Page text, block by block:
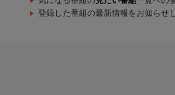
登録した番組の最新情報をお知らせ